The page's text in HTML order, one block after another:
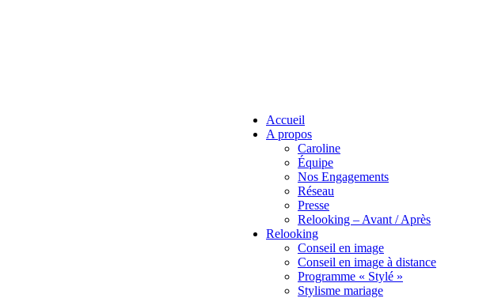
Accueil
A propos
Caroline
Équipe
Nos Engagements
Réseau
Presse
Relooking – Avant / Après
Relooking
Conseil en image
Conseil en image à distance
Programme « Stylé »
Stylisme mariage